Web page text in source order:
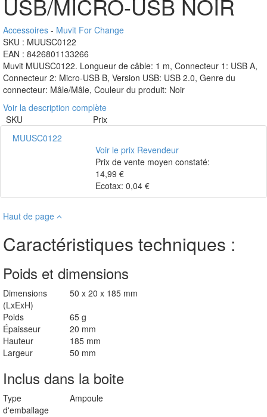
MUVIT CABLE
RETRACTABLE 2.1A
USB/MICRO-USB NOIR
Accessoires -Muvit For Change
EAN : 8426801133266
Muvit MUUSC0122. Longueur de câble: 1 m, Connecteur 1: USB A,
Connecteur 2: Micro-USB B, Version USB: USB 2.0, Genre du
connecteur: Mâle/Mâle, Couleur du produit: Noir
Voir la description complète
Prix
Ecotax: 0,04 €
Haut de page
Caractéristiques techniques :
Poids et dimensions
Dimensions
(LxExH)
50 x 20 x 185 mm
Poids
65 g
Épaisseur
20 mm
Hauteur
185 mm
Largeur